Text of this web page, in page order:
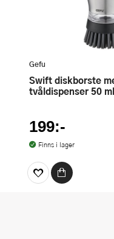
Gefu
Swift diskborste med
tvåldispenser 50
199:-
Finns i lager